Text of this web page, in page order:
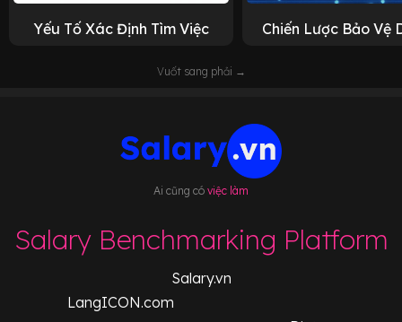
Yếu Tố Xác Định Tìm Việc Chiến Lược Bảo Vệ
Vuốt sang phải →
Ai cũng có việc làm
Salary Benchmarking Platform
Salary.vn
LangICON.com